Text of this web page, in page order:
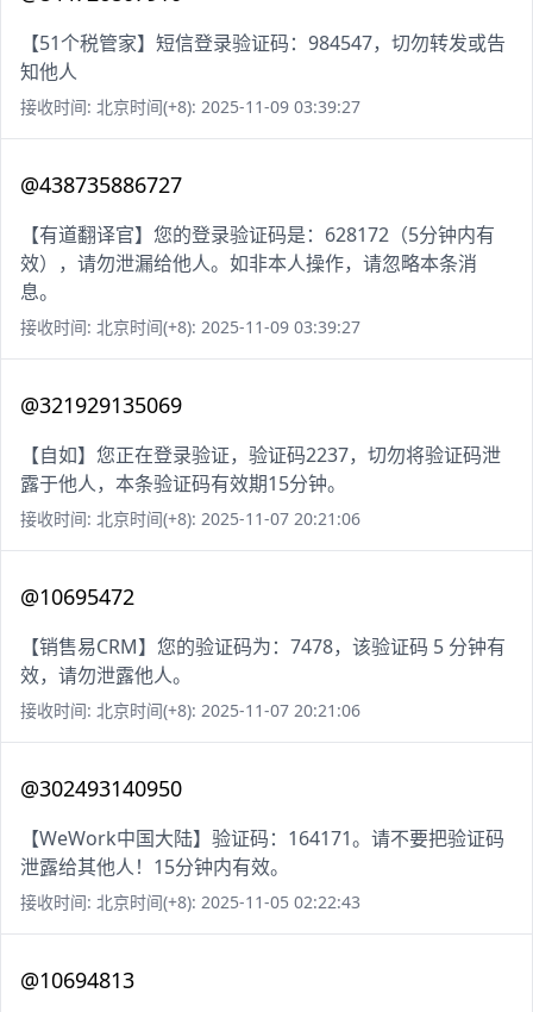
【51个税管家】短信登录验证码：984547，切勿转发或告
知他人
接收时间: 北京时间(+8): 2025-11-09 03:39:27
@438735886727
【有道翻译官】您的登录验证码是：628172（5分钟内有
效），请勿泄漏给他人。如非本人操作，请忽略本条消
息。
接收时间: 北京时间(+8): 2025-11-09 03:39:27
@321929135069
【自如】您正在登录验证，验证码2237，切勿将验证码泄
露于他人，本条验证码有效期15分钟。
接收时间: 北京时间(+8): 2025-11-07 20:21:06
@10695472
【销售易CRM】您的验证码为：7478，该验证码 5 分钟有
效，请勿泄露他人。
接收时间: 北京时间(+8): 2025-11-07 20:21:06
@302493140950
【WeWork中国大陆】验证码：164171。请不要把验证码
泄露给其他人！15分钟内有效。
接收时间: 北京时间(+8): 2025-11-05 02:22:43
@10694813